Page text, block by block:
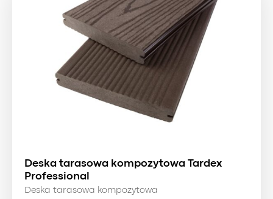
Deska tarasowa kompozytowa Tardex
Professional
Deska tarasowa kompozytowa